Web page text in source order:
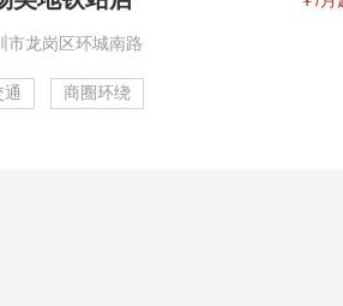
市龙岗区环城南路
通 商圈环绕